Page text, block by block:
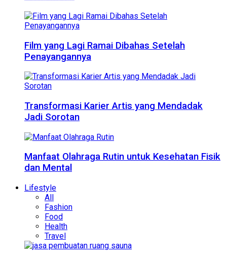
Film yang Lagi Ramai Dibahas Setelah
Penayangannya
Transformasi Karier Artis yang Mendadak
Jadi Sorotan
Manfaat Olahraga Rutin untuk Kesehatan Fisik
dan Mental
Lifestyle
All
Fashion
Food
Health
Travel